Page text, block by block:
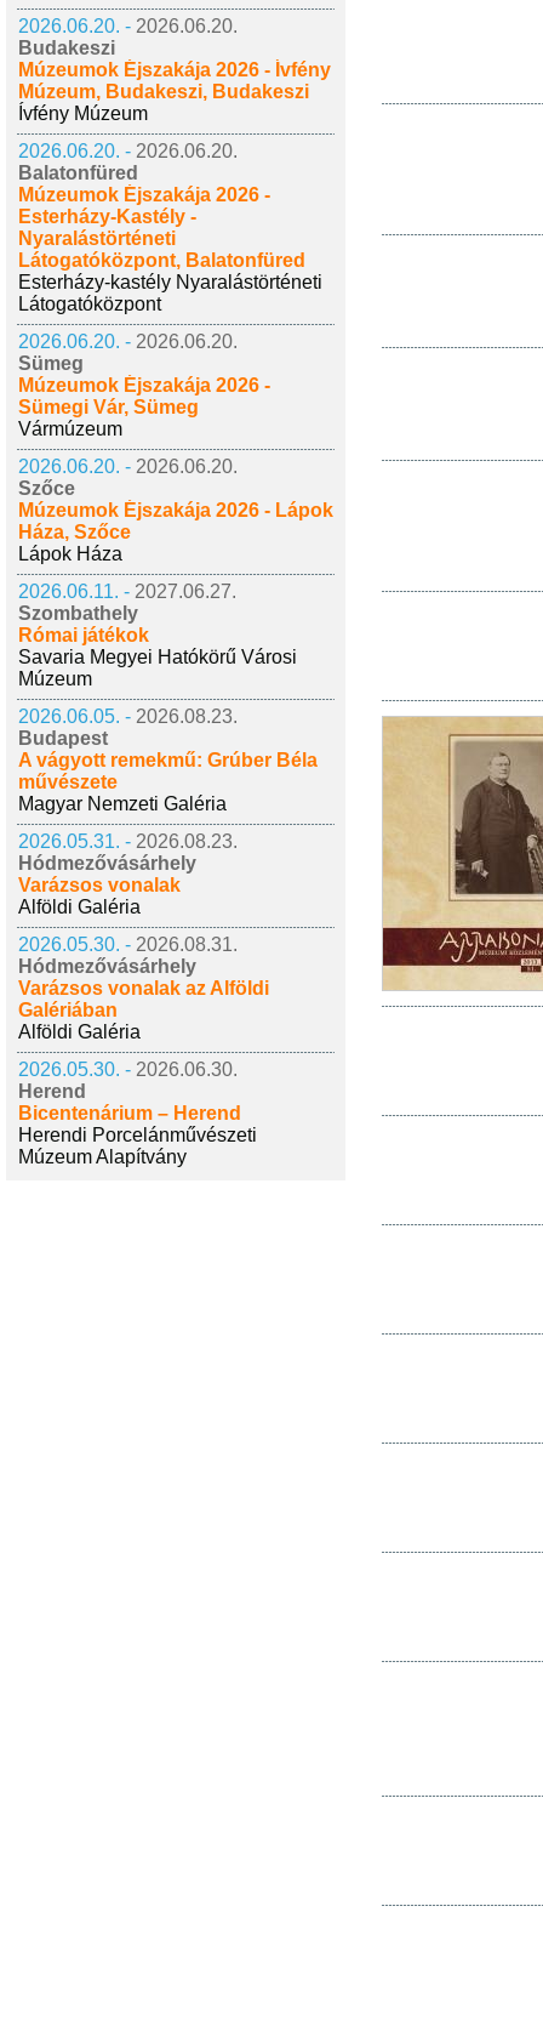
2026.06.20. - 2026.06.20.
Budakeszi
Múzeumok Éjszakája 2026 - Ívfény
Múzeum, Budakeszi, Budakeszi
Ívfény Múzeum
2026.06.20. - 2026.06.20.
Balatonfüred
Múzeumok Éjszakája 2026 -
Esterházy-Kastély -
Nyaralástörténeti
Látogatóközpont, Balatonfüred
Esterházy-kastély Nyaralástörténeti
Látogatóközpont
2026.06.20. - 2026.06.20.
Sümeg
Múzeumok Éjszakája 2026 -
Sümegi Vár, Sümeg
Vármúzeum
2026.06.20. - 2026.06.20.
Szőce
Múzeumok Éjszakája 2026 - Lápok
Háza, Szőce
Lápok Háza
2026.06.11. - 2027.06.27.
Szombathely
Római játékok
Savaria Megyei Hatókörű Városi
Múzeum
2026.06.05. - 2026.08.23.
Budapest
A vágyott remekmű: Grúber Béla
művészete
Magyar Nemzeti Galéria
2026.05.31. - 2026.08.23.
Hódmezővásárhely
Varázsos vonalak
Alföldi Galéria
2026.05.30. - 2026.08.31.
Hódmezővásárhely
Varázsos vonalak az Alföldi
Galériában
Alföldi Galéria
2026.05.30. - 2026.06.30.
Herend
Bicentenárium – Herend
Herendi Porcelánművészeti
Múzeum Alapítvány